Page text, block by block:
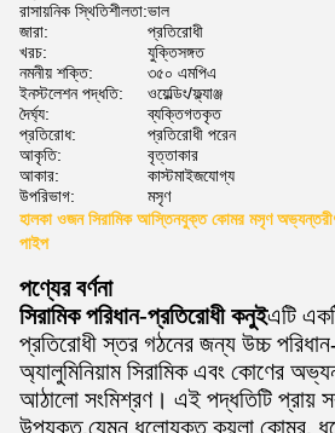
রাসায়নিক স্থিতিশীলতা:ভাল
জারা:
প্রতিরোধী
খরচ:
যুক্তিসঙ্গত
নমনীয় শক্তি:
৩৫০ এমপিএ
ইনস্টলেশন পদ্ধতি:
ওয়েল্ডিং/ফ্ল্যাঞ্জ
দৈর্ঘ্য:
ব্যক্তিগতকৃত
প্রতিরোধ:
প্রতিরোধী পরেন
আকৃতি:
বৃত্তাকার
আকার:
কাস্টমাইজযোগ্য
উপরিভাগ:
মসৃণ
হালকা ওজন সিরামিক আস্তিনযুক্ত কোমর মসৃণ
পাইপ
পণ্যের বর্ণনা
সিরামিক পরিধান-প্রতিরোধী কনুইএটি
প্রতিরোধী স্তর গঠনের জন্য উচ্চ
অ্যালুমিনিয়াম সিরামিক এবং কোণের
আঠালো সংমিশ্রণ। এই পদ্ধতিটি প্রায়
উপযুক্ত,যেমন ধুলোযুক্ত কয়লা কোমর,